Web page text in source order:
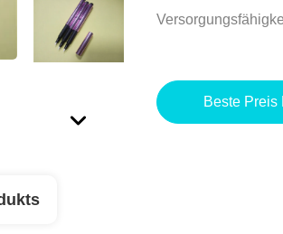
Beste Preis